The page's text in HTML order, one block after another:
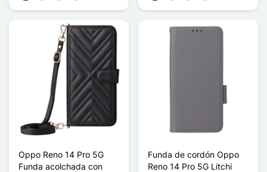
Oppo Reno 14 Pro 5G
Funda acolchada con
Funda de cordón Oppo
Reno 14 Pro 5G Litchi